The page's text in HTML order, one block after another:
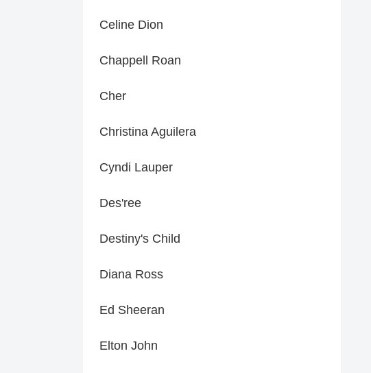
Celine Dion
Chappell Roan
Cher
Christina Aguilera
Cyndi Lauper
Des'ree
Destiny's Child
Diana Ross
Ed Sheeran
Elton John